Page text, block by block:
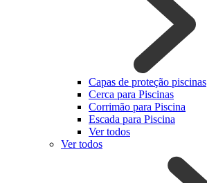
Capas de proteção piscinas
Cerca para Piscinas
Corrimão para Piscina
Escada para Piscina
Ver todos
Ver todos